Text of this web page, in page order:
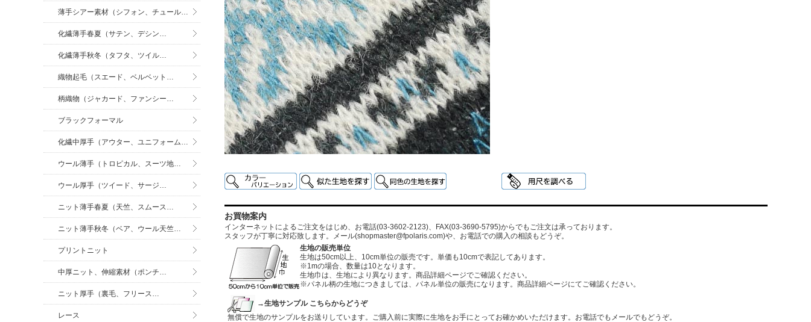
お買物案内
インターネットによるご注文をはじめ、お電話(03-3602-2123)、FAX(03-3690-5795)からでもご注文は承っております。
スタッフが丁寧に対応致します。メール(shopmaster@fpolaris.com)や、お電話での購入の相談もどうぞ。
生地の販売単位
生地は50cm以上、10cm単位の販売です。単価も10cmで表記してあります。
※1mの場合、数量は10となります。
生地巾は、生地により異なります。商品詳細ページでご確認ください。
※パネル柄の生地につきましては、パネル単位の販売になります。商品詳細ページにてご確認ください。
→生地サンプル こちらからどうぞ
無償で生地のサンプルをお送りしています。ご購入前に実際に生地をお手にとってお確かめいただけます。お電話でもメールでもどうぞ。
薄手シアー素材（シフォン、チュール…
化繊薄手春夏（サテン、デシン…
化繊薄手秋冬（タフタ、ツイル…
織物起毛（スエード、ベルベット…
柄織物（ジャカード、ファンシー…
ブラックフォーマル
化繊中厚手（アウター、ユニフォーム…
ウール薄手（トロピカル、スーツ地…
ウール厚手（ツイード、サージ…
ニット薄手春夏（天竺、スムース…
ニット薄手秋冬（ベア、ウール天竺…
プリントニット
中厚ニット、伸縮素材（ポンチ…
ニット厚手（裏毛、フリース…
レース